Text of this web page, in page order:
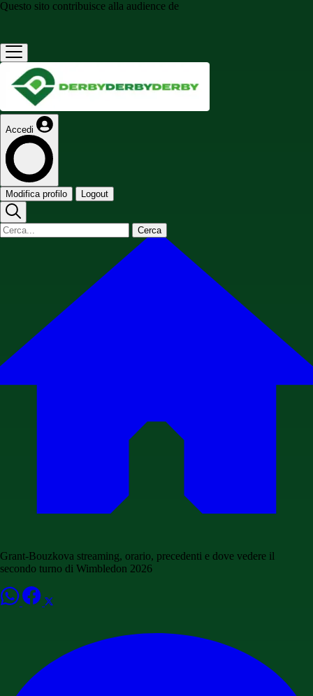
Questo sito contribuisce alla audience de
Accedi
Modifica profilo Logout
Cerca
Grant-Bouzkova streaming, orario, precedenti e dove vedere il
secondo turno di Wimbledon 2026